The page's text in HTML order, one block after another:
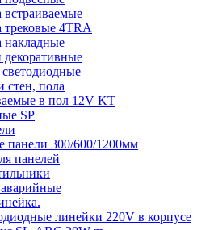
встраиваемые
трековые 4TRA
накладные
декоративные
стен, пола
в пол 12V KT
SP
панели 300/600/1200мм
панелей
линейки 220V в корпусе